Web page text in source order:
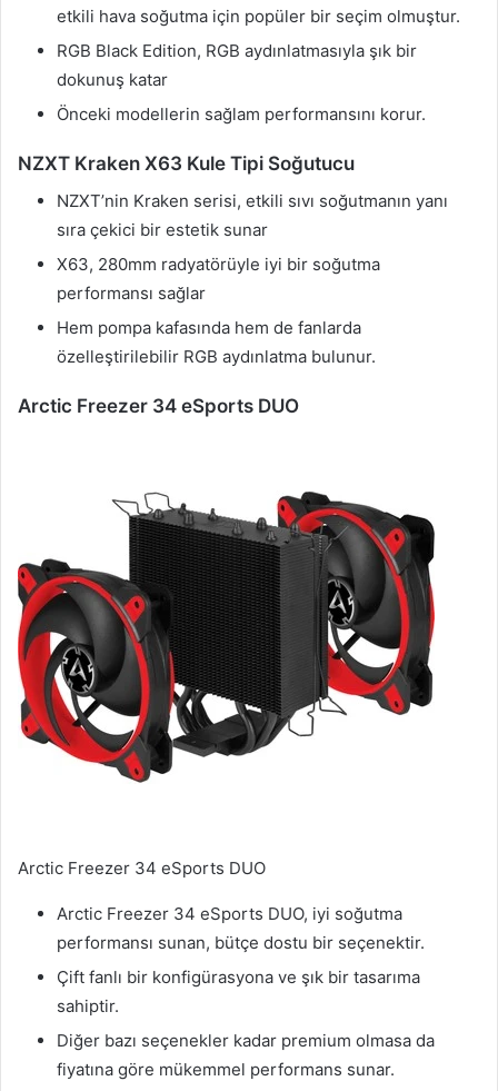
etkili hava soğutma için popüler bir seçim olmuştur.
RGB Black Edition, RGB aydınlatmasıyla şık bir
dokunuş katar
Önceki modellerin sağlam performansını korur.
NZXT Kraken X63 Kule Tipi Soğutucu
NZXT’nin Kraken serisi, etkili sıvı soğutmanın yanı
sıra çekici bir estetik sunar
X63, 280mm radyatörüyle iyi bir soğutma
performansı sağlar
Hem pompa kafasında hem de fanlarda
özelleştirilebilir RGB aydınlatma bulunur.
Arctic Freezer 34 eSports DUO
Arctic Freezer 34 eSports DUO
Arctic Freezer 34 eSports DUO, iyi soğutma
performansı sunan, bütçe dostu bir seçenektir.
Çift fanlı bir konfigürasyona ve şık bir tasarıma
sahiptir.
Diğer bazı seçenekler kadar premium olmasa da
fiyatına göre mükemmel performans sunar.